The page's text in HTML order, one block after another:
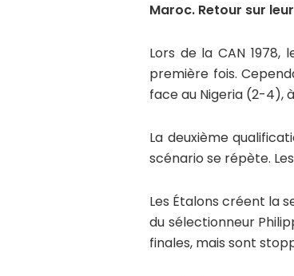
Maroc. Retour sur
Lors de la CAN
première fois.
face au Nigeria (2-4),
La deuxième
scénario se répète.
Les Étalons créent la
du sélectionneur
finales, mais sont